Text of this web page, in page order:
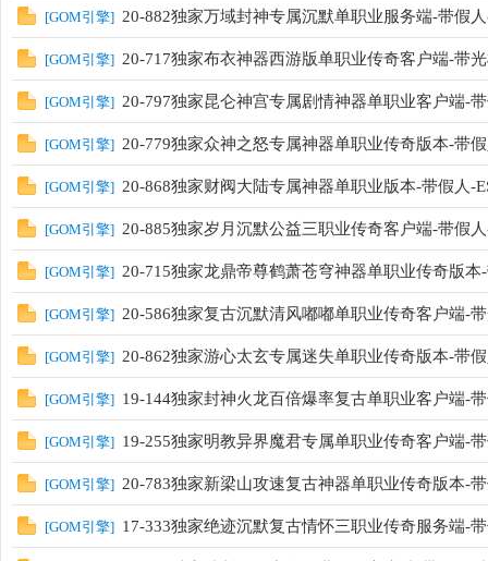
[GOM引擎] 20-882独家万域封神专属沉默单职业服务端-带假
[GOM引擎] 20-717独家布衣神器西游版单职业传奇客户端-带
[GOM引擎] 20-797独家昆仑神宫专属剧情神器单职业客户端-
[GOM引擎] 20-779独家众神之怒专属神器单职业传奇版本-带
[GOM引擎] 20-868独家财阀大陆专属神器单职业版本-带假人-
[GOM引擎] 20-885独家岁月沉默公益三职业传奇客户端-带假
[GOM引擎] 20-715独家龙鼎帝尊鹤萧苍穹神器单职业传奇版
[GOM引擎] 20-586独家复古沉默清风嘟嘟单职业传奇客户端-
[GOM引擎] 20-862独家游心太玄专属迷失单职业传奇版本-带
[GOM引擎] 19-144独家封神火龙百倍爆率复古单职业客户端-
[GOM引擎] 19-255独家明教异界魔君专属单职业传奇客户端-
[GOM引擎] 20-783独家新梁山攻速复古神器单职业传奇版本-
[GOM引擎] 17-333独家绝迹沉默复古情怀三职业传奇服务端-